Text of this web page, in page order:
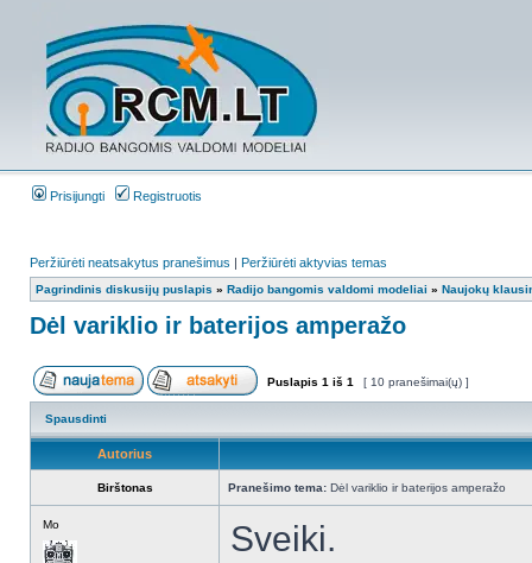
Prisijungti Registruotis
Peržiūrėti neatsakytus pranešimus | Peržiūrėti aktyvias temas
Pagrindinis diskusijų puslapis » Radijo bangomis valdomi modeliai » Naujokų
Dėl variklio ir baterijos amperažo
Puslapis 1 iš 1 [ 10 pranešimai(ų) ]
Spausdinti
Autorius
Birštonas Pranešimo tema: Dėl variklio ir baterijos amperažo
Mo
Sveiki.